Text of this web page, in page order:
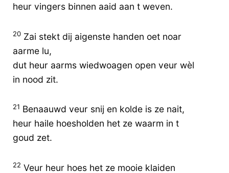
heur vingers binnen aaid aan t weven.
20 Zai stekt dij aigenste handen oet noar
aarme lu,
dut heur aarms wiedwoagen open veur wèl
in nood zit.
21 Benaauwd veur snij en kolde is ze nait,
heur haile hoesholden het ze waarm in t
goud zet.
22 Veur heur hoes het ze mooie klaiden